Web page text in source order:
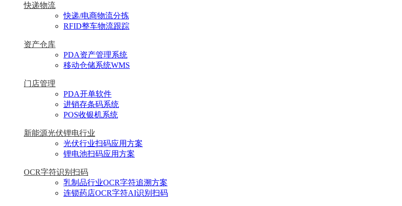
快递物流
快递/电商物流分拣
RFID整车物流跟踪
资产仓库
PDA资产管理系统
移动仓储系统WMS
门店管理
PDA开单软件
进销存条码系统
POS收银机系统
新能源光伏锂电行业
光伏行业扫码应用方案
锂电池扫码应用方案
OCR字符识别扫码
乳制品行业OCR字符追溯方案
连锁药店OCR字符AI识别扫码